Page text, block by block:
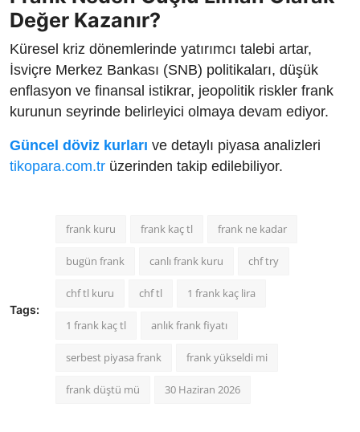
Değer Kazanır?
Küresel kriz dönemlerinde yatırımcı talebi artar,
İsviçre Merkez Bankası (SNB) politikaları, düşük
enflasyon ve finansal istikrar, jeopolitik riskler frank
kurunun seyrinde belirleyici olmaya devam ediyor.
Güncel döviz kurları ve detaylı piyasa analizleri
tikopara.com.tr üzerinden takip edilebiliyor.
Tags:
frank kuru frank kaç tl frank ne kadar
bugün frank canlı frank kuru chf try
chf tl kuru chf tl 1 frank kaç lira
1 frank kaç tl anlık frank fiyatı
serbest piyasa frank frank yükseldi mi
frank düştü mü 30 Haziran 2026